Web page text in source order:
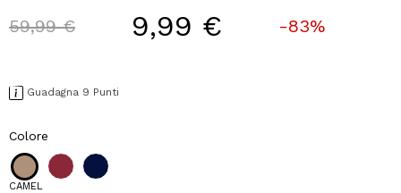
Price reduced from
59,99 €to 9,99 € -83%
Guadagna 9 Punti
Colore
CAMEL